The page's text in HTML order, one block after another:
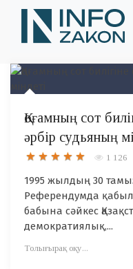
Қоғамның сот
әрбір судьяның
1 126
1995 жылдың 30
Референдумда
бабына сәйкес
демократиялық,...
Толығырақ оқу...